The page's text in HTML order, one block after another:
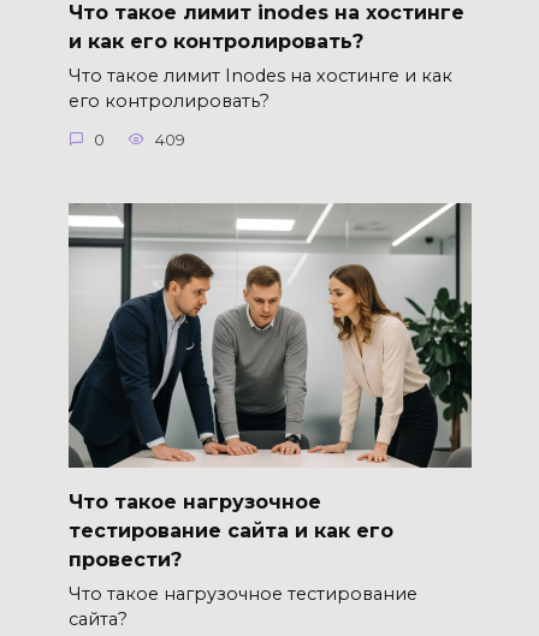
Что такое лимит inodes на хостинге
и как его контролировать?
Что такое лимит Inodes на хостинге и как
его контролировать?
0 409
Что такое нагрузочное
тестирование сайта и как его
провести?
Что такое нагрузочное тестирование
сайта?